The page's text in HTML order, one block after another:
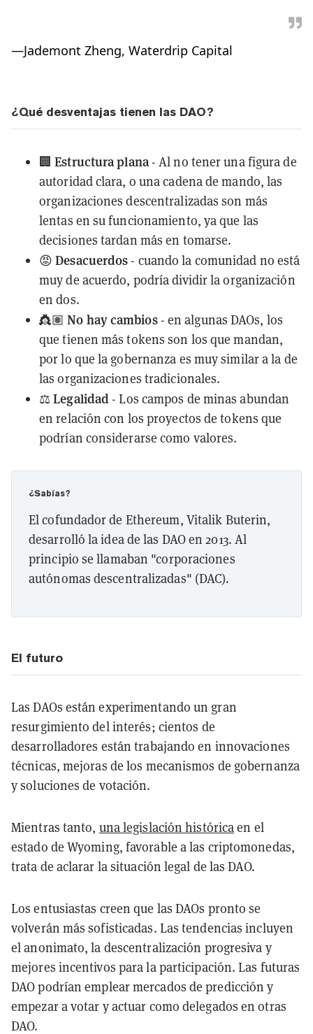
—Jademont Zheng, Waterdrip Capital
¿Qué desventajas tienen las DAO?
🏢Estructura plana- Al no tener una figura de
autoridad clara, o una cadena de mando, las
organizaciones descentralizadas son más
lentas en su funcionamiento, ya que las
decisiones tardan más en tomarse.
😡Desacuerdos - cuando la comunidad no está
muy de acuerdo, podría dividir la organización
en dos.
👸🏽No hay cambios- en algunas DAOs, los
que tienen más tokens son los que mandan,
por lo que la gobernanza es muy similar a la de
las organizaciones tradicionales.
⚖️Legalidad - Los campos de minas abundan
en relación con los proyectos de tokens que
podrían considerarse como valores.
¿Sabías?
El cofundador de Ethereum, Vitalik Buterin,
desarrolló la idea de las DAO en 2013. Al
principio se llamaban "corporaciones
autónomas descentralizadas" (DAC).
El futuro
Las DAOs están experimentando un gran
resurgimiento del interés; cientos de
desarrolladores están trabajando en innovaciones
técnicas, mejoras de los mecanismos de gobernanza
y soluciones de votación.
Mientras tanto, una legislación históricaen el
estado de Wyoming, favorable a las criptomonedas,
trata de aclarar la situación legal de las DAO.
Los entusiastas creen que las DAOs pronto se
volverán más sofisticadas. Las tendencias incluyen
el anonimato, la descentralización progresiva y
mejores incentivos para la participación. Las futuras
DAO podrían emplear mercados de predicción y
empezar a votar y actuar como delegados en otras
DAO.